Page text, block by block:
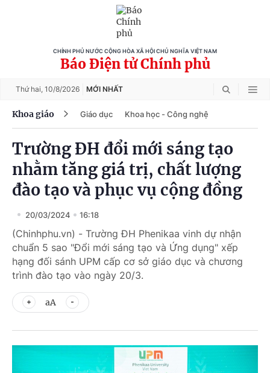
CHÍNH PHỦ NƯỚC CỘNG HÒA XÃ HỘI CHỦ NGHĨA VIỆT NAM
Báo Điện tử Chính phủ
Thứ hai, 10/8/2026 MỚI NHẤT
Khoa giáo Giáo dục Khoa học - Công nghệ
Trường ĐH đổi mới sáng tạo
nhằm tăng giá trị, chất lượng
đào tạo và phục vụ cộng đồng
20/03/2024 16:18
(Chinhphu.vn) - Trường ĐH Phenikaa vinh dự nhận
chuẩn 5 sao "Đổi mới sáng tạo và Ứng dụng" xếp
hạng đối sánh UPM cấp cơ sở giáo dục và chương
trình đào tạo vào ngày 20/3.
aA